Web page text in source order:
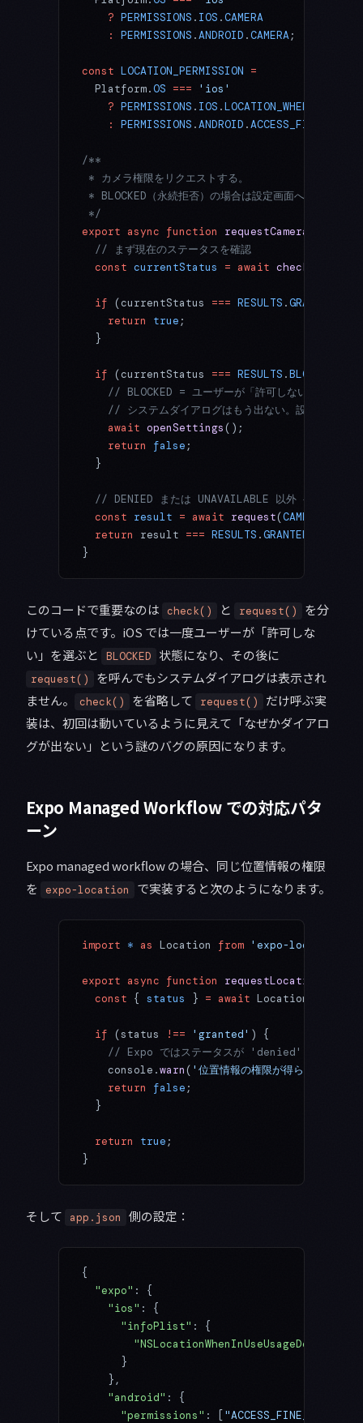
    ?
PERMISSIONS . IOS .CAMERA
    :
PERMISSIONS .ANDROID .CAMERA;
const LOCATION_PERMISSION =
  Platform.
OS === 'ios'
    ?
PERMISSIONS . IOS .LOCATION_WHEN_IN_USE
    :
PERMISSIONS .ANDROID .
/**
* カメラ権限をリクエストする。
* BLOCKED（永続拒否）の場合は設定画面へ誘導し、
*/
export async function
  // まず現在のステータスを確認
  const
currentStatus = await check
  if
(currentStatus === RESULTS .GRANTED
    return
true ;
  }
  if
(currentStatus === RESULTS .BLOCKED
// BLOCKED = ユーザーが「許可しない」を選択済
// システムダイアログはもう出ない。設定画面へ誘
    await
openSettings();
    return
false ;
  }
// DENIED または UNAVAILABLE 以外 → 初回リク
  const
result = await request(
  return
result === RESULTS .GRANTED
}
このコードで重要なのは check() と request()
を分
けている点です。iOS では一度ユーザーが「許可しな
い」を選ぶと
BLOCKED 状態になり、その後に
request()
を呼んでもシステムダイアログは表示され
ません。
check() を省略して request()
だけ呼ぶ実
装は、初回は動いているように見えて「なぜかダイアロ
グが出ない」という謎のバグの原因になります。
Expo Managed Workflow での対応パタ
ーン
Expo managed workflow の場合、同じ位置情報の権限
を
expo-location で実装すると次のようになります。
import * as Location from 'expo-location'
export async function
  const
{ status } = await Location.
  if
(status !== 'granted' ) {
// Expo ではステータスが 'denied' の場合に永
    console.
warn( '位置情報の権限が得られませ
    return
false ;
  }
  return
true ;
}
そして app.json 側の設定：
{
  "expo"
: {
    "ios"
: {
      "infoPlist"
: {
      }
    },
    "android"
: {
      "permissions"
: [